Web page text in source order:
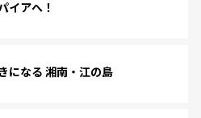
イアへ！
になる 湘南・江の島